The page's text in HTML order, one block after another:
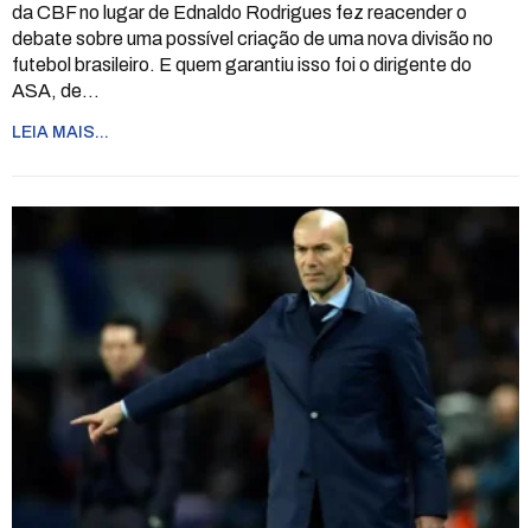
da CBF no lugar de Ednaldo Rodrigues fez reacender o
debate sobre uma possível criação de uma nova divisão no
futebol brasileiro. E quem garantiu isso foi o dirigente do
ASA, de…
LEIA MAIS...